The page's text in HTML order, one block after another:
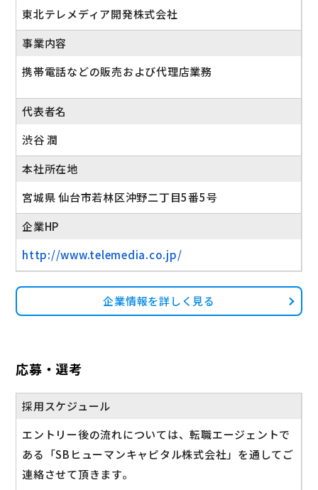
東北テレメディア開発株式会社
事業内容
携帯電話などの販売および代理店業務
代表者名
渋谷 潤
本社所在地
宮城県 仙台市若林区沖野二丁目5番5号
企業HP
http://www.telemedia.co.jp/
企業情報を詳しく見る
応募・選考
採用スケジュール
エントリー後の流れについては、転職エージェントで
ある「SBヒューマンキャピタル株式会社」を通してご
連絡させて頂きます。